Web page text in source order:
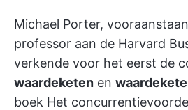
Michael Porter,
professor aan de Harvard
verkende voor het eerst de
waardeketen en
boek Het